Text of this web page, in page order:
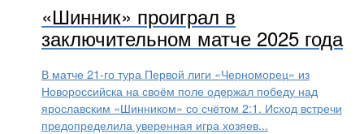
«Шинник» проиграл в
заключительном матче 2025 года
В матче 21-го тура Первой лиги «Черноморец» из
Новороссийска на своём поле одержал победу над
ярославским «Шинником» со счётом 2:1. Исход встречи
предопределила уверенная игра хозяев...